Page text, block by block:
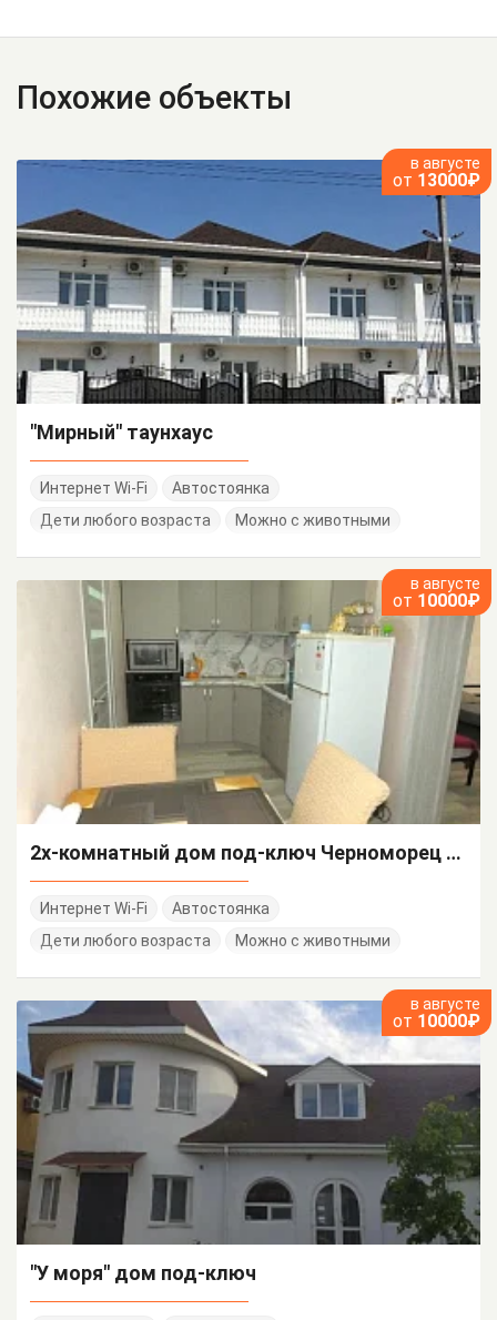
Похожие объекты
в августе
от 13000₽
"Мирный" таунхаус
Интернет Wi-Fi
Автостоянка
Дети любого возраста
Можно с животными
в августе
от 10000₽
2х-комнатный дом под-ключ Черноморец уч 34
Интернет Wi-Fi
Автостоянка
Дети любого возраста
Можно с животными
в августе
от 10000₽
"У моря" дом под-ключ